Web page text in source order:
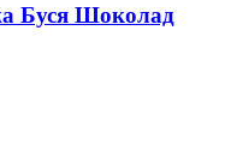
Буся Шоколад